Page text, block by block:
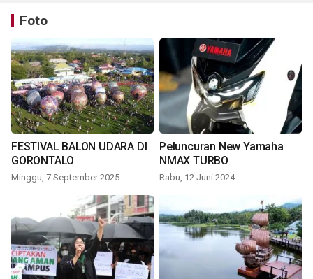
Foto
FESTIVAL BALON UDARA DI
GORONTALO
Minggu, 7 September 2025
Peluncuran New Yamaha
NMAX TURBO
Rabu, 12 Juni 2024